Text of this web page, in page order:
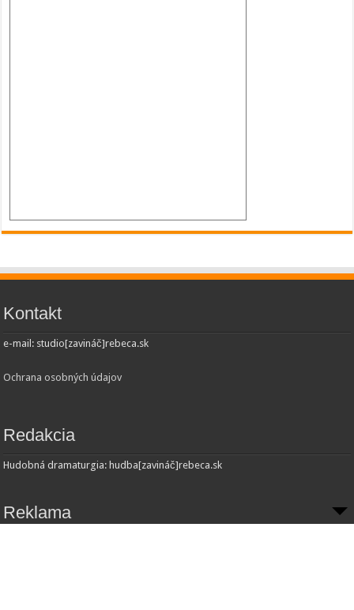
Kontakt
e-mail: studio[zavináč]rebeca.sk
Ochrana osobných údajov
Redakcia
Hudobná dramaturgia: hudba[zavináč]rebeca.sk
Reklama